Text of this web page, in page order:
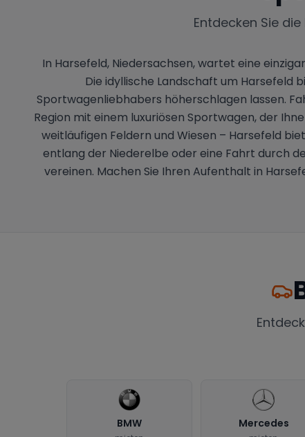
Entdecken Sie
In Harsefeld, Niedersachsen, wartet eine
Die idyllische Landschaft um Harsefeld
Sportwagenliebhabers höherschlagen lassen.
Region mit einem luxuriösen Sportwagen, der
weitläufigen Feldern und Wiesen – Harsefeld
entlang der Niederelbe oder eine Fahrt durch
vereinen. Machen Sie Ihren Aufenthalt in
BMW Mercedes